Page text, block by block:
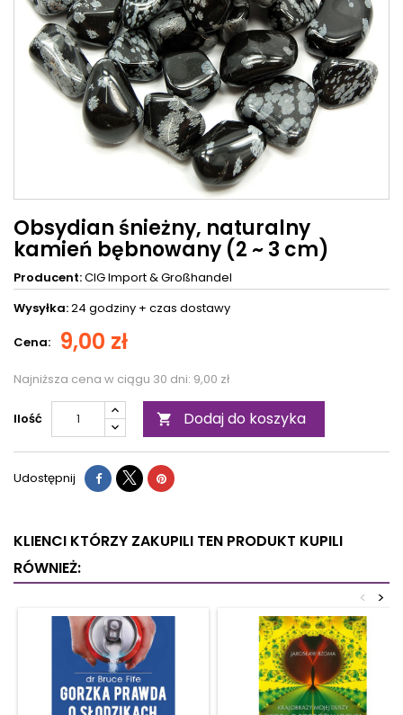
Obsydian śnieżny, naturalny
kamień bębnowany (2 ~ 3 cm)
Producent:CIG Import & Großhandel
Wysyłka:24 godziny + czas dostawy
Cena:
9,00 zł
Najniższa cena w ciągu 30 dni: 9,00 zł
Ilość  Dodaj do koszyka
Udostępnij
KLIENCI KTÓRZY ZAKUPILI TEN PRODUKT KUPILI
RÓWNIEŻ:
>
<